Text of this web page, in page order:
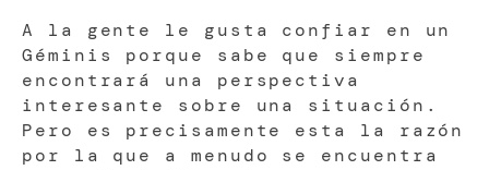
A la gente le gusta confiar en un
Géminis porque sabe que siempre
encontrará una perspectiva
interesante sobre una situación.
Pero es precisamente esta la razón
por la que a menudo se encuentra